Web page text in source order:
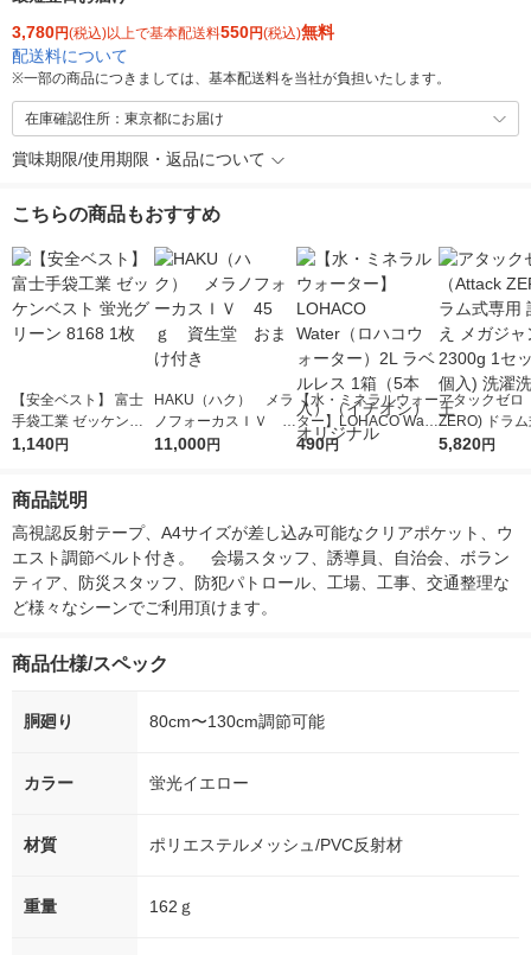
3,780円(税込)以上で基本配送料550円(税込)無料
配送料について
※一部の商品につきましては、基本配送料を当社が負担いたします。
在庫確認住所：東京都にお届け
賞味期限/使用期限・返品について
こちらの商品もおすすめ
【安全ベスト】 富士
手袋工業 ゼッケンベ
スト 蛍光グリーン 81
1,140円
HAKU（ハク） メラ
ノフォーカスＩＶ 4
5ｇ 資生堂 おまけ
11,000円
【水・ミネラルウォー
ター】LOHACO Wate
r（ロハコウォータ
490円
アタックゼロ
ZERO) ドラ
詰め替え メガ
5,820円
商品説明
高視認反射テープ、A4サイズが差し込み可能なクリアポケット、ウ
エスト調節ベルト付き。　会場スタッフ、誘導員、自治会、ボラン
ティア、防災スタッフ、防犯パトロール、工場、工事、交通整理な
ど様々なシーンでご利用頂けます。
商品仕様/スペック
胴廻り 80cm〜130cm調節可能
カラー 蛍光イエロー
材質 ポリエステルメッシュ/PVC反射材
重量 162ｇ